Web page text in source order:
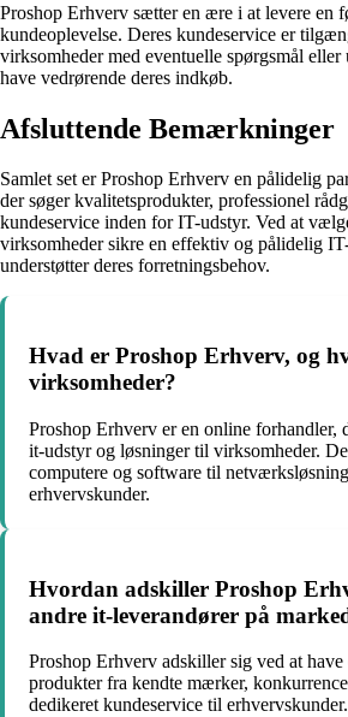
Proshop Erhverv sætter en ære i at levere en
kundeoplevelse. Deres kundeservice er
virksomheder med eventuelle spørgsmål
have vedrørende deres indkøb.
Afsluttende Bemærkninger
Samlet set er Proshop Erhverv en pålidelig
der søger kvalitetsprodukter, professionel
kundeservice inden for IT-udstyr. Ved at
virksomheder sikre en effektiv og pålidelig
understøtter deres forretningsbehov.
Hvad er Proshop Erhverv, og
virksomheder?
Proshop Erhverv er en online forhandler,
it-udstyr og løsninger til virksomheder.
computere og software til
erhvervskunder.
Hvordan adskiller Proshop
andre it-leverandører på
Proshop Erhverv adskiller sig ved at
produkter fra kendte mærker,
dedikeret kundeservice til erhvervskunder.